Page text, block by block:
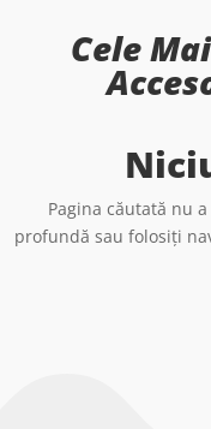
Cele
Pagina căutată nu
profundă sau folosiți